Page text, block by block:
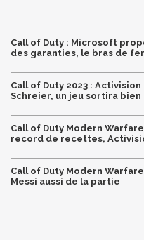
Call of Duty : Microsoft
des garanties, le bras de
Call of Duty 2023 :
Schreier, un jeu sortira
Call of Duty Modern
record de recettes,
Call of Duty Modern
Messi aussi de la partie